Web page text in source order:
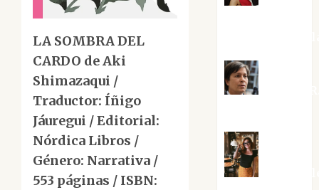
LA SOMBRA DEL
CARDO de Aki
Shimazaqui /
Traductor: Íñigo
Jáuregui / Editorial:
Nórdica Libros /
Género: Narrativa /
553 páginas / ISBN: